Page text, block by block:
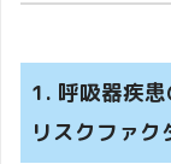
1. 呼吸器疾
リスクファク